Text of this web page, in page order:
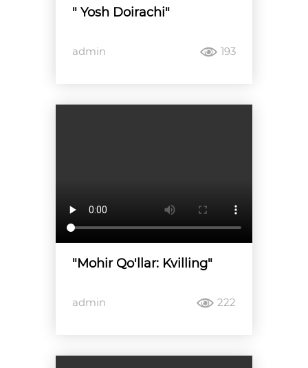
" Yosh Doirachi"
admin 193
"Mohir Qo'llar: Kvilling"
admin 222